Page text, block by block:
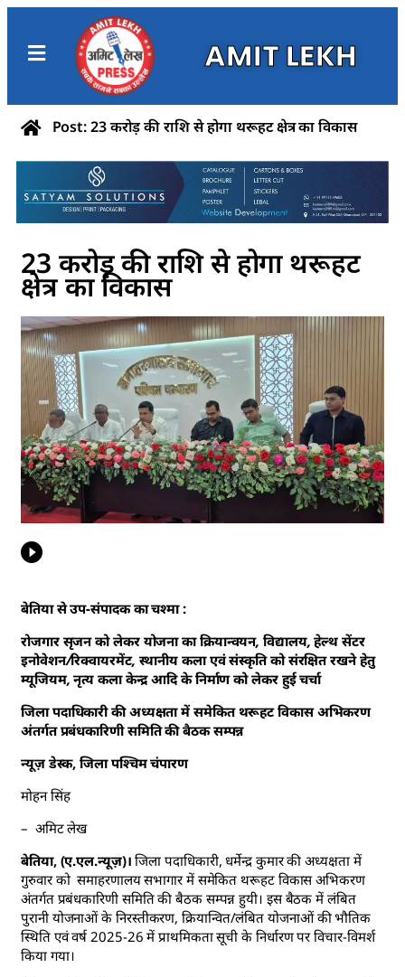
AMIT LEKH
Post: 23 करोड़ की राशि से होगा थरूहट क्षेत्र का विकास
23 करोड़ की राशि से होगा थरूहट
क्षेत्र का विकास
बेतिया से उप-संपादक का चश्मा :
रोजगार सृजन को लेकर योजना का क्रियान्वयन, विद्यालय, हेल्थ सेंटर
इनोवेशन/रिक्वायरमेंट, स्थानीय कला एवं संस्कृति को संरक्षित रखने हेतु
म्यूजियम, नृत्य कला केन्द्र आदि के निर्माण को लेकर हुई चर्चा
जिला पदाधिकारी की अध्यक्षता में समेकित थरूहट विकास अभिकरण
अंतर्गत प्रबंधकारिणी समिति की बैठक सम्पन्न
न्यूज़ डेस्क, जिला पश्चिम चंपारण
मोहन सिंह
– अमिट लेख
बेतिया, (ए.एल.न्यूज़)। जिला पदाधिकारी, धर्मेन्द्र कुमार की अध्यक्षता में
गुरुवार को समाहरणालय सभागार में समेकित थरूहट विकास अभिकरण
अंतर्गत प्रबंधकारिणी समिति की बैठक सम्पन्न हुयी। इस बैठक में लंबित
पुरानी योजनाओं के निरस्तीकरण, क्रियान्वित/लंबित योजनाओं की भौतिक
स्थिति एवं वर्ष 2025-26 में प्राथमिकता सूची के निर्धारण पर विचार-विमर्श
किया गया।